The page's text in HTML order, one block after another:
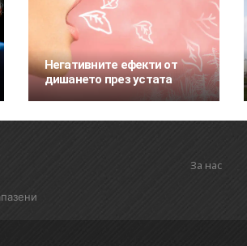
Негативните ефекти от
дишането през устата
За нас